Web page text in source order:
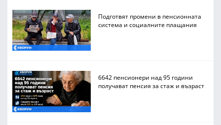
Подготвят промени в пенсионната
система и социалните плащания
6642 пенсионери над 95 години
получават пенсия за стаж и възраст